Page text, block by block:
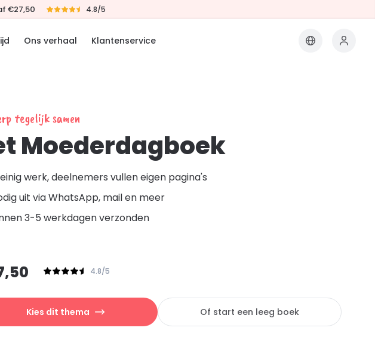
€27,50 4.8/5
Ons verhaal Klantenservice
tegelijk samen
Moederdagboek
werk, deelnemers vullen eigen pagina's
uit via WhatsApp, mail en meer
3-5 werkdagen verzonden
4.8/5
Kies dit thema Of start een leeg boek